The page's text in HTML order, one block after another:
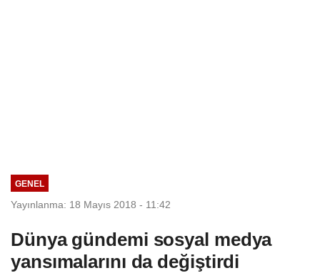
GENEL
Yayınlanma: 18 Mayıs 2018 - 11:42
Dünya gündemi sosyal medya
yansımalarını da değiştirdi